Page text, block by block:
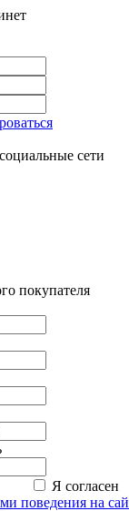
сети
покупателя
Я согласен
поведения на